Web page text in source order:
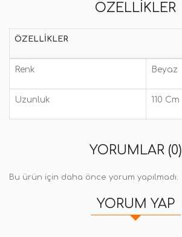
ÖZELLIKLER
ÖZELLIKLER
Renk Beyaz
Uzunluk 110 Cm
YORUMLAR (0)
Bu ürün için daha önce yorum yapılmadı.
YORUM YAP